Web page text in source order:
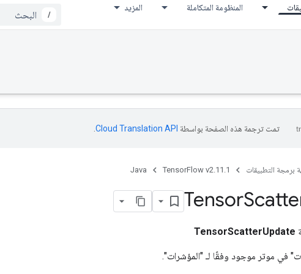
المنظومة المتكاملة المزيد
/
تمت ترجمة هذه الصفحة بواسطة Cloud Translation API‏
برمجة التطبيقات TensorFlow v2.11.1
Java
Tensor
TensorScatterUpdate
في موتر موجود وفقًا لـ "المؤشرات".